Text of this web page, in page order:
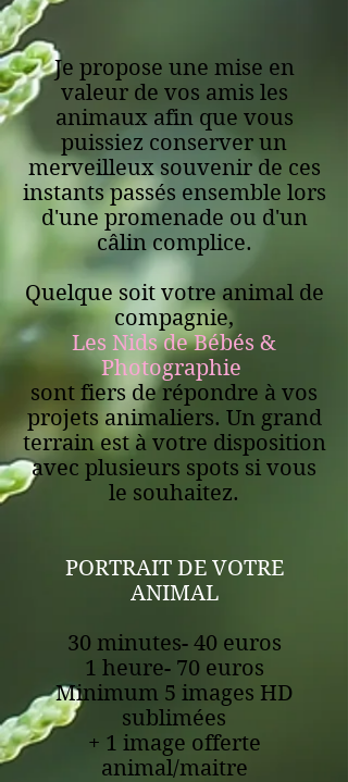
Je propose une mise en
valeur de vos amis les
animaux afin que vous
puissiez conserver un
merveilleux souvenir de ces
instants passés ensemble lors
d'une promenade ou d'un
câlin complice.
Quelque soit votre animal de
compagnie,
Les Nids de Bébés &
Photographie
sont fiers de répondre à vos
projets animaliers. Un grand
terrain est à votre disposition
avec plusieurs spots si vous
le souhaitez.
PORTRAIT DE VOTRE
ANIMAL
30 minutes- 40 euros
1 heure- 70 euros
Minimum 5 images HD
sublimées
+ 1 image offerte
animal/maitre